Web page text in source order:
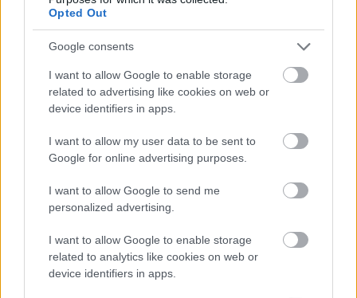
Opted Out
Google consents
I want to allow Google to enable storage
related to advertising like cookies on web or
device identifiers in apps.
I want to allow my user data to be sent to
Google for online advertising purposes.
I want to allow Google to send me
personalized advertising.
I want to allow Google to enable storage
related to analytics like cookies on web or
device identifiers in apps.
Análisis: Cutrone, Ferro y Oliva, nuevos refuerzos del Valencia
1. febrero 2021 Por Jesus Gallo
de los equipos más activos, incorporando hasta tres jugadores. En esta
entrada podéis encontrar un análisis de los últimos fichajes
Leer más »